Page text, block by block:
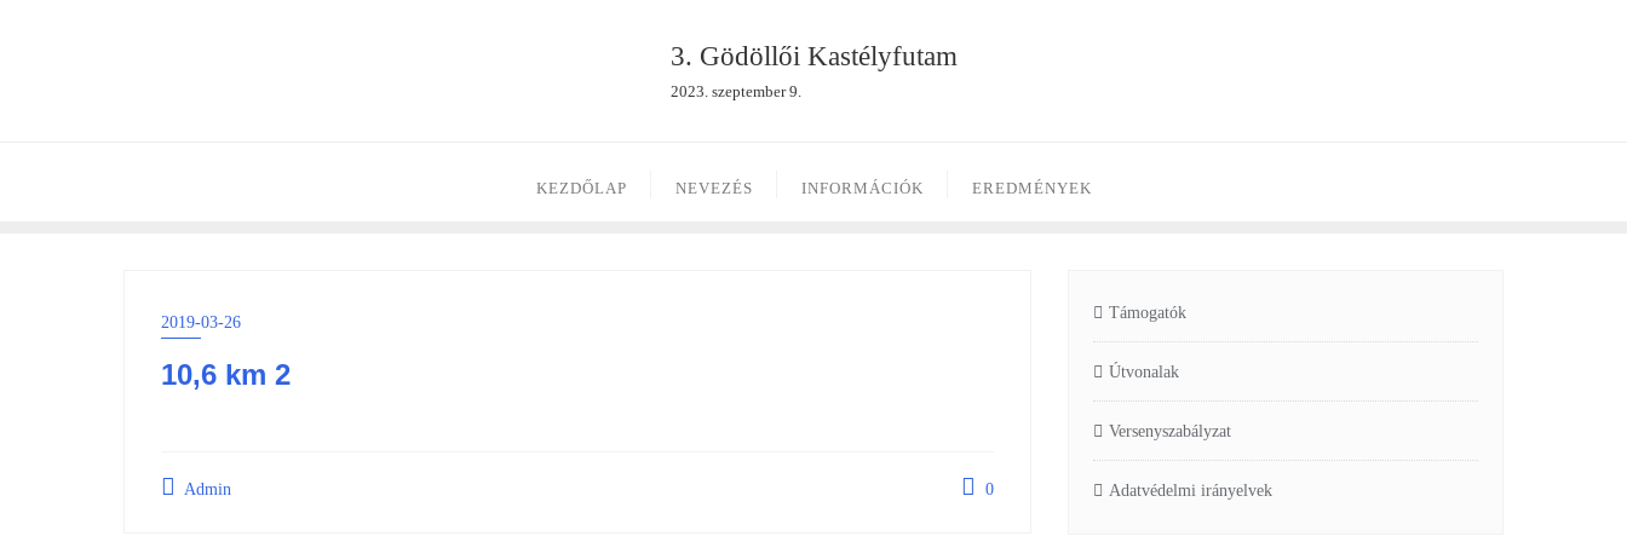
3. Gödöllői Kastélyfutam
2023. szeptember 9.
KEZDŐLAP NEVEZÉS INFORMÁCIÓK EREDMÉNYEK
2019-03-26
10,6 km 2
Admin 0
Támogatók
Útvonalak
Versenyszabályzat
Adatvédelmi irányelvek